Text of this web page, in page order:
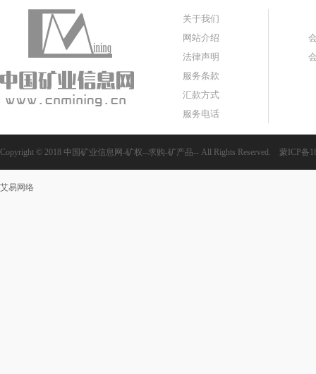
关于我们
网站介绍
法律声明
服务条款
汇款方式
服务电话
Copyright © 2018 中国矿业信息网-矿权--求购-矿产品-- All Rights Reserved. 蒙ICP备
艾易网络